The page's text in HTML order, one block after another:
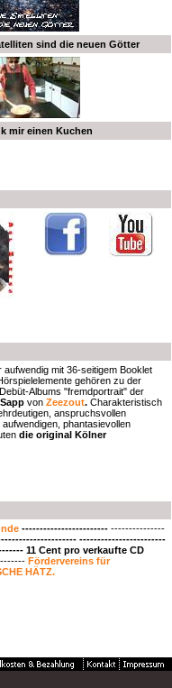
sind die neuen Götter
mir einen Kuchen
aufwendig mit 36-seitigem Booklet
gehören zu der
Albums "fremdportrait" der
von Zeezout. Charakteristisch
anspruchsvollen
aufwendigen, phantasievollen
die original Kölner
------------------------ ---------------
------------------------
11 Cent pro verkaufte CD
Fördervereins für
HÄTZ.